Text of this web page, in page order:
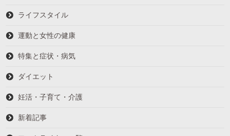
ライフスタイル
運動と女性の健康
特集と症状・病気
ダイエット
妊活・子育て・介護
新着記事